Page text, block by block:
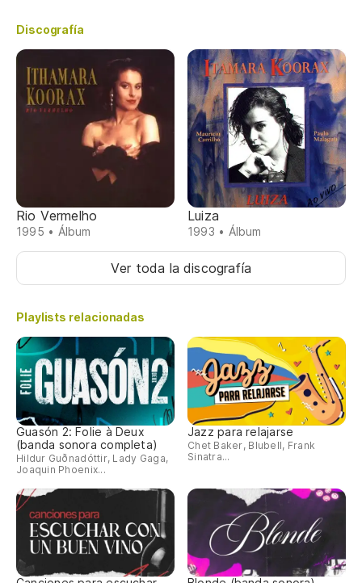
Discografía
Rio Vermelho
1995 • Álbum
Luiza
1993 • Álbum
Ver toda la discografía
Playlists relacionadas
Guasón 2: Folie à Deux
(banda sonora completa)
Hildur Guðnadóttir, Lady Gaga,
Joaquin Phoenix...
Jazz para relajarse
Chet Baker, Blubell, Frank
Sinatra...